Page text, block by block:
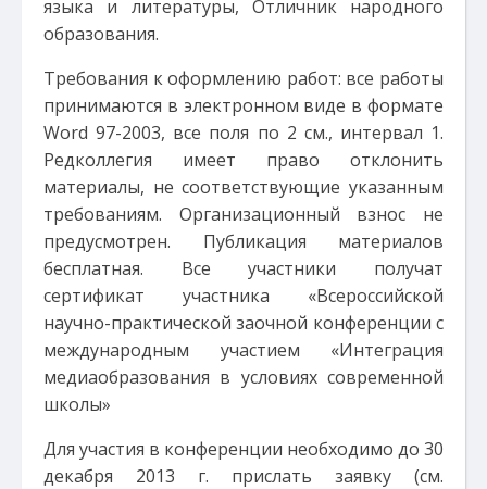
языка и литературы, Отличник народного
образования.
Требования к оформлению работ: все работы
принимаются в электронном виде в формате
Word 97-2003, все поля по 2 см., интервал 1.
Редколлегия имеет право отклонить
материалы, не соответствующие указанным
требованиям. Организационный взнос не
предусмотрен. Публикация материалов
бесплатная. Все участники получат
сертификат участника «Всероссийской
научно-практической заочной конференции с
международным участием «Интеграция
медиаобразования в условиях современной
школы»
Для участия в конференции необходимо до 30
декабря 2013 г. прислать заявку (см.